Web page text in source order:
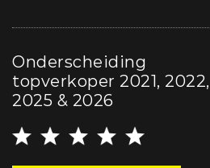
Onderscheiding
topverkoper 2021,
2025 & 2026